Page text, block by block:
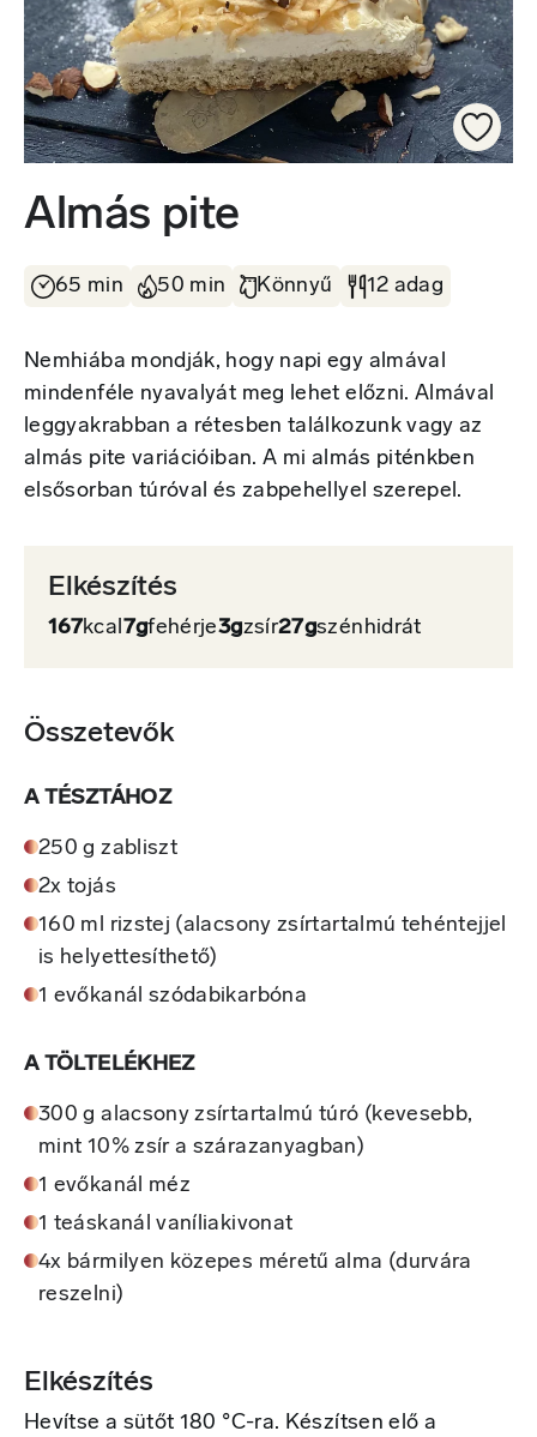
Almás pite
65 min 50 min Könnyű 12 adag
Nemhiába mondják, hogy napi egy almával
mindenféle nyavalyát meg lehet előzni. Almával
leggyakrabban a rétesben találkozunk vagy az
almás pite variációiban. A mi almás piténkben
elsősorban túróval és zabpehellyel szerepel.
Elkészítés
167kcal7gfehérje3gzsír27gszénhidrát
Összetevők
A TÉSZTÁHOZ
250 g zabliszt
2x tojás
160 ml rizstej (alacsony zsírtartalmú tehéntejjel
is helyettesíthető)
1 evőkanál szódabikarbóna
A TÖLTELÉKHEZ
300 g alacsony zsírtartalmú túró (kevesebb,
mint 10% zsír a szárazanyagban)
1 evőkanál méz
1 teáskanál vaníliakivonat
4x bármilyen közepes méretű alma (durvára
reszelni)
Elkészítés
Hevítse a sütőt 180 °C-ra. Készítsen elő a